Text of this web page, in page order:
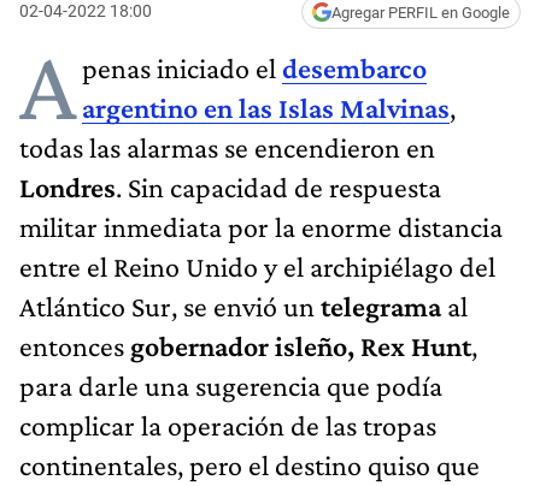
02-04-2022 18:00 Agregar PERFIL en Google
Apenas iniciado el desembarco
argentino en las Islas Malvinas,
todas las alarmas se encendieron en
Londres. Sin capacidad de respuesta
militar inmediata por la enorme distancia
entre el Reino Unido y el archipiélago del
Atlántico Sur, se envió un telegramaal
entonces gobernador isleño, Rex Hunt,
para darle una sugerencia que podía
complicar la operación de las tropas
continentales, pero el destino quiso que